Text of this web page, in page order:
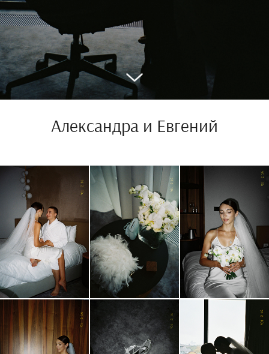
Александра и Евгений